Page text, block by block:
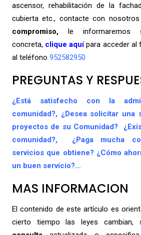
ascensor, rehabilitación de la
cubierta etc., contacte con nosotros
compromiso,le informaremos
concreta, clique aquí para acceder al
al teléfono 952582950
PREGUNTAS Y
¿Está satisfecho con la
comunidad?, ¿Desea solicitar una
proyectos de su Comunidad?
comunidad?, ¿Paga mucha
servicios que obtiene? ¿Cómo
un buen servicio?…
MAS INFORMACION
El contenido de este artículo es
cierto tiempo las leyes cambian,